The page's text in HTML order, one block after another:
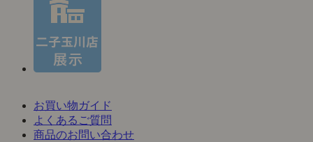
お買い物ガイド
よくあるご質問
商品のお問い合わせ